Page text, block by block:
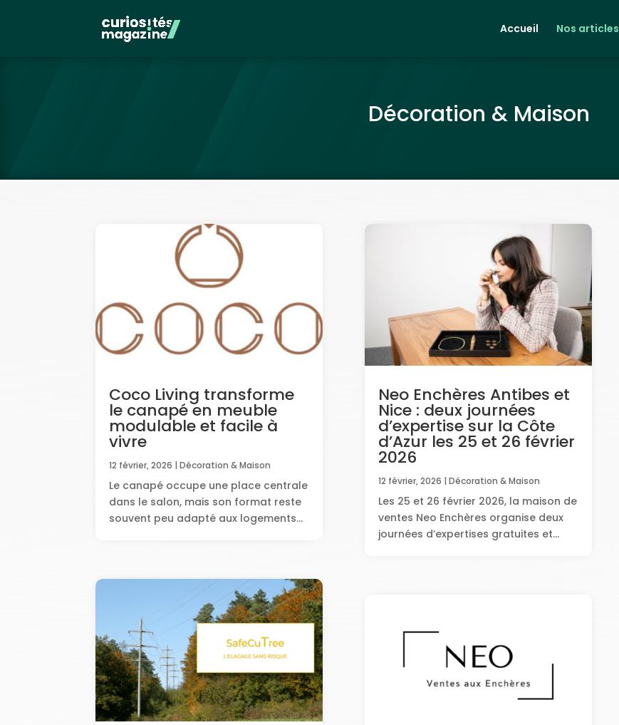
Accueil Nos articles
Décoration & Maison
Coco Living transforme
le canapé en meuble
modulable et facile à
vivre
12 février, 2026 |Décoration & Maison
Le canapé occupe une place centrale
dans le salon, mais son format reste
souvent peu adapté aux logements...
Neo Enchères Antibes et
Nice : deux journées
d’expertise sur la Côte
d’Azur les 25 et 26 février
2026
12 février, 2026 |Décoration & Maison
Les 25 et 26 février 2026, la maison de
ventes Neo Enchères organise deux
journées d’expertises gratuites et...